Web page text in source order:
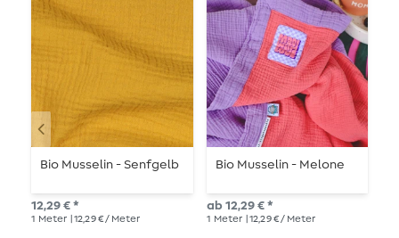
Bio Musselin - Senfgelb
12,29 € *
1 Meter | 12,29 € / Meter
Bio Musselin - Melone
ab 12,29 € *
1 Meter | 12,29 € / Meter